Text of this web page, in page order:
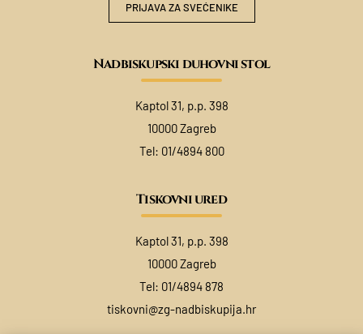
PRIJAVA ZA SVEĆENIKE
Nadbiskupski duhovni stol
Kaptol 31, p.p. 398
10000 Zagreb
Tel: 01/4894 800
Tiskovni ured
Kaptol 31, p.p. 398
10000 Zagreb
Tel: 01/4894 878
tiskovni@zg-nadbiskupija.hr